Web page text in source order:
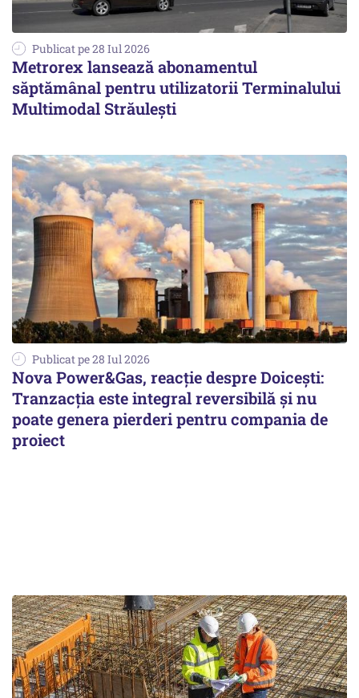
Publicat pe 28 Iul 2026
Metrorex lansează abonamentul
săptămânal pentru utilizatorii Terminalului
Multimodal Străulești
Publicat pe 28 Iul 2026
Nova Power&Gas, reacție despre Doicești:
Tranzacția este integral reversibilă și nu
poate genera pierderi pentru compania de
proiect